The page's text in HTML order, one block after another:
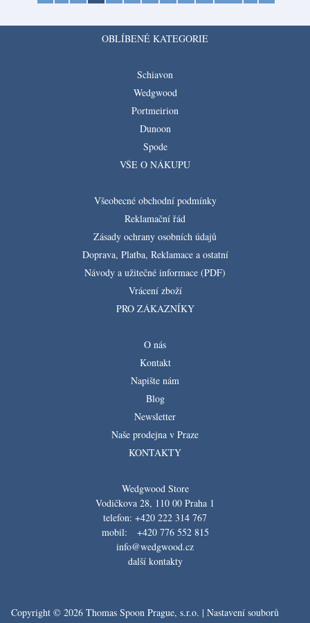
OBLÍBENÉ KATEGORIE
Schiavon
Wedgwood
Portmeirion
Dunoon
Spode
VŠE O NÁKUPU
Všeobecné obchodní podmínky
Reklamační řád
Zásady ochrany osobních údajů
Doprava, Platba, Reklamace a ostatní
Návody a užitečné informace (PDF)
Vrácení zboží
PRO ZÁKAZNÍKY
O nás
Kontakt
Napište nám
Blog
Newsletter
Naše prodejna v Praze
KONTAKTY
Wedgwood Store
Vodičkova 28, 110 00 Praha 1
telefon: +420 222 314 767
mobil: +420 776 552 815
info@wedgwood.cz
další kontakty
Copyright © 2026 Thomas Spoon Prague, s.r.o. | Nastavení souborů